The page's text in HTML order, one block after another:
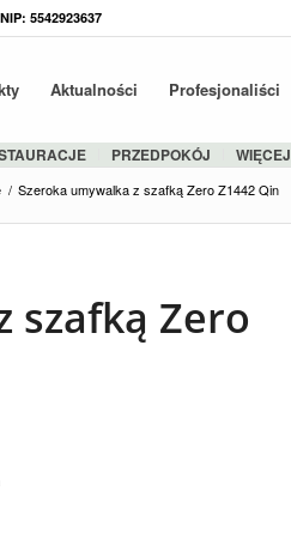
5542923637
Aktualności Profesjonaliści
PRZEDPOKÓJ WIĘCEJ
/ Szeroka umywalka z szafką Zero Z1442 Qin
szafką Zero